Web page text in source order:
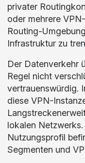
privater
oder mehrere
Routing-
Infrastruktur zu
Der Datenverkehr
Regel nicht
vertrauenswürdig.
diese VPN-
lokalen
Nutzungsprofil
Segmenten und